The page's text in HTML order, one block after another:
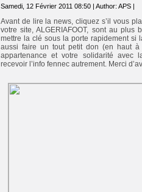
Samedi, 12 Février 2011 08:50 | Author: APS |
Avant de lire la news, cliquez s’il vous
votre site, ALGERIAFOOT, sont au plus
mettre la clé sous la porte rapidement si
aussi faire un tout petit don (en haut
appartenance et votre solidarité avec
recevoir l’info fennec autrement. Merci